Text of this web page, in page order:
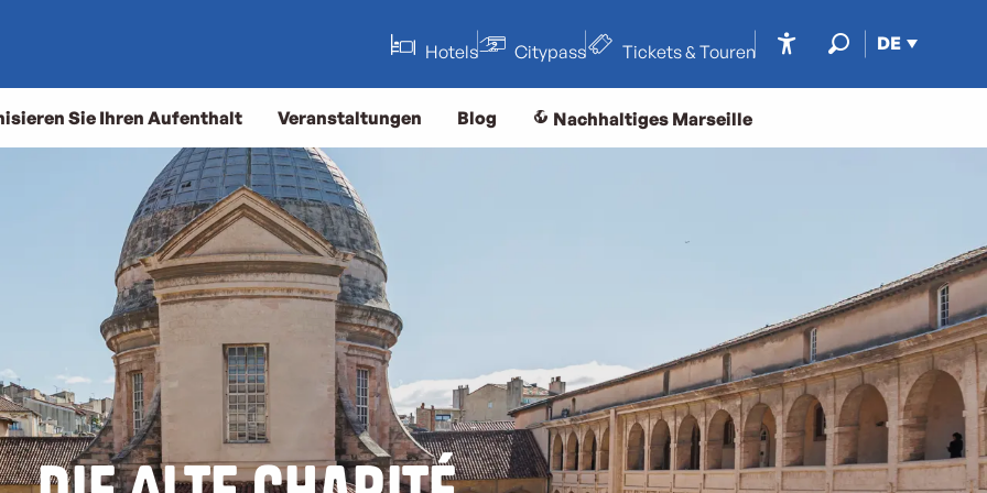
DE
Hotels Citypass Tickets & Touren
Sie Ihren Aufenthalt Veranstaltungen Blog Nachhaltiges Marseille